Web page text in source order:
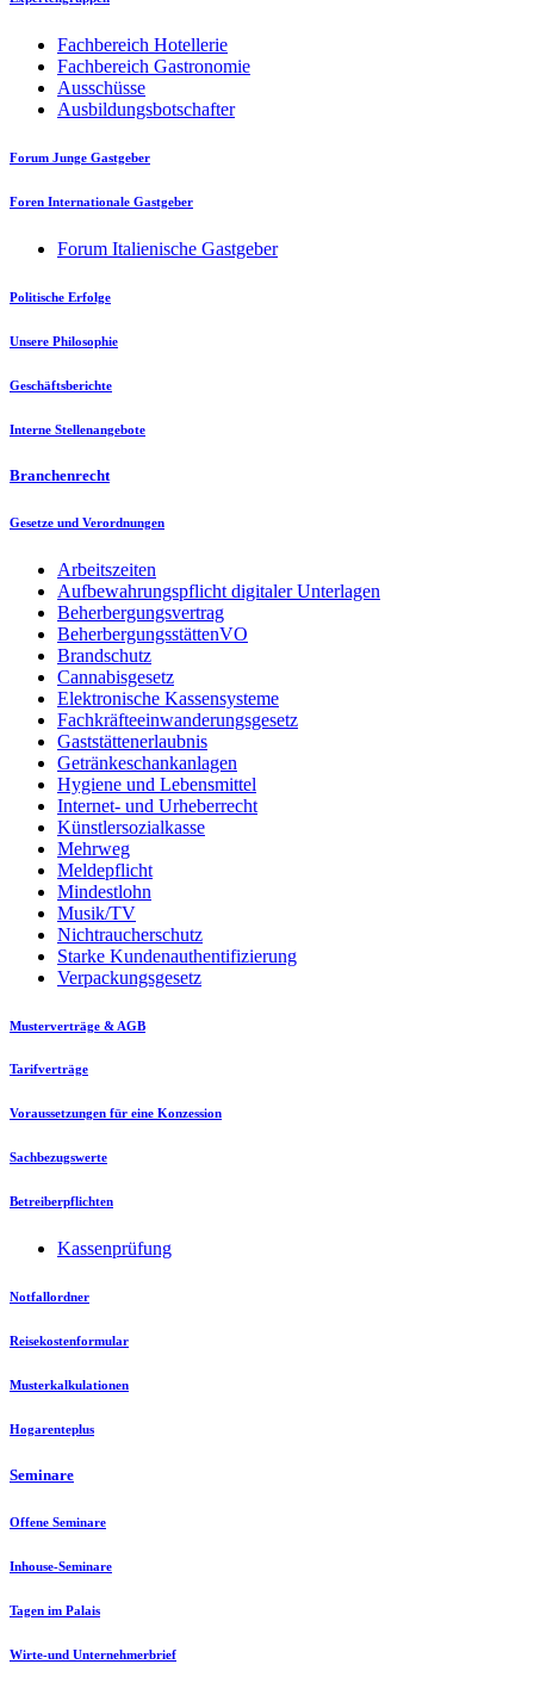
Fachbereich Hotellerie
Fachbereich Gastronomie
Ausschüsse
Ausbildungsbotschafter
Forum Junge Gastgeber
Foren Internationale Gastgeber
Forum Italienische Gastgeber
Politische Erfolge
Unsere Philosophie
Geschäftsberichte
Interne Stellenangebote
Branchenrecht
Gesetze und Verordnungen
Arbeitszeiten
Aufbewahrungspflicht digitaler Unterlagen
Beherbergungsvertrag
BeherbergungsstättenVO
Brandschutz
Cannabisgesetz
Elektronische Kassensysteme
Fachkräfteeinwanderungsgesetz
Gaststättenerlaubnis
Getränkeschankanlagen
Hygiene und Lebensmittel
Internet- und Urheberrecht
Künstlersozialkasse
Mehrweg
Meldepflicht
Mindestlohn
Musik/TV
Nichtraucherschutz
Starke Kundenauthentifizierung
Verpackungsgesetz
Musterverträge & AGB
Tarifverträge
Voraussetzungen für eine Konzession
Sachbezugswerte
Betreiberpflichten
Kassenprüfung
Notfallordner
Reisekostenformular
Musterkalkulationen
Hogarenteplus
Seminare
Offene Seminare
Inhouse-Seminare
Tagen im Palais
Wirte-und Unternehmerbrief